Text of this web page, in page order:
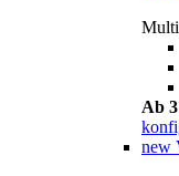
Ab
new